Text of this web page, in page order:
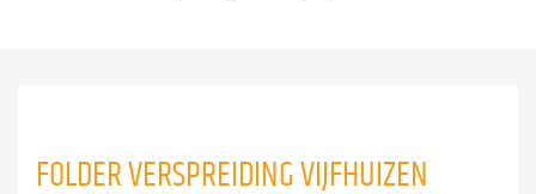
FOLDER VERSPREIDING VIJFHUIZEN